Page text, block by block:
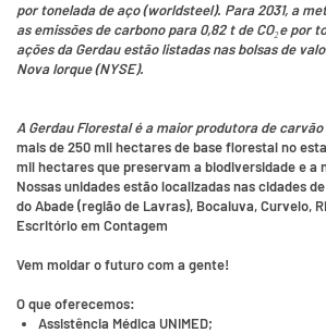
por tonelada de aço (worldsteel). Para 2031, a
as emissões de carbono para 0,82 t de CO₂e por
ações da Gerdau estão listadas nas bolsas de
Nova Iorque (NYSE).
A Gerdau Florestalé a maior produtora de carvão
mais de 250 mil hectares de base florestal no
mil hectares que preservam a biodiversidade e a
Nossas unidades estão localizadas nas cidades de
do Abade (região de Lavras), Bocaiuva, Curvelo,
Escritório em Contagem
Vem moldar o futuro com a gente!
O que oferecemos:
Assistência Médica UNIMED;